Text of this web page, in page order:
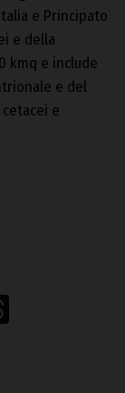
e Principato
e della
kmq e include
e del
e